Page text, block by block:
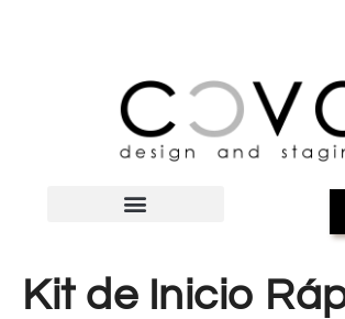
Kit de Inicio